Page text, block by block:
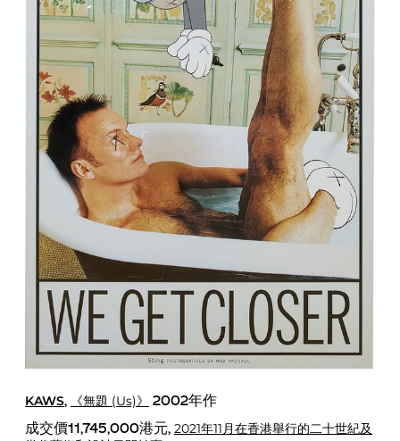
KAWS, 《無題 (Us)》
2002年作
成交價11,745,000港元, 2021年11月在香港舉行的二十世紀及